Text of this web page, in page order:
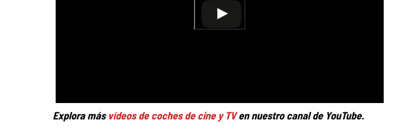
Explora másvídeos de coches de cine y TVen nuestro canal de YouTube.